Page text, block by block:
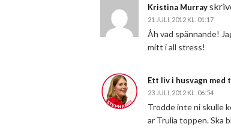
Kristina Murray
21 JULI, 2012 KL. 01:17
Åh vad spännande!
mitt i all stress!
Ett liv i husvagn med
23 JULI, 2012 KL. 06:54
Trodde inte ni skulle
ar Trulia toppen. Ska